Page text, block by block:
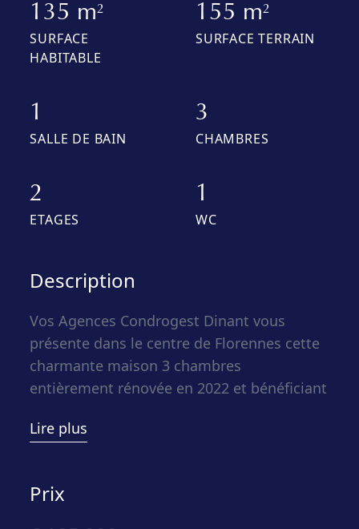
135 m2
SURFACE
HABITABLE
155 m2
SURFACE TERRAIN
1
SALLE DE BAIN
3
CHAMBRES
2
ETAGES
1
WC
Description
Vos Agences Condrogest Dinant vous
présente dans le centre de Florennes cette
charmante maison 3 chambres
entièrement rénovée en 2022 et bénéficiant
immédiate du centre, de ses commerces et
privatif ainsi qu’un garage une voiture.
Lire plus
Prix